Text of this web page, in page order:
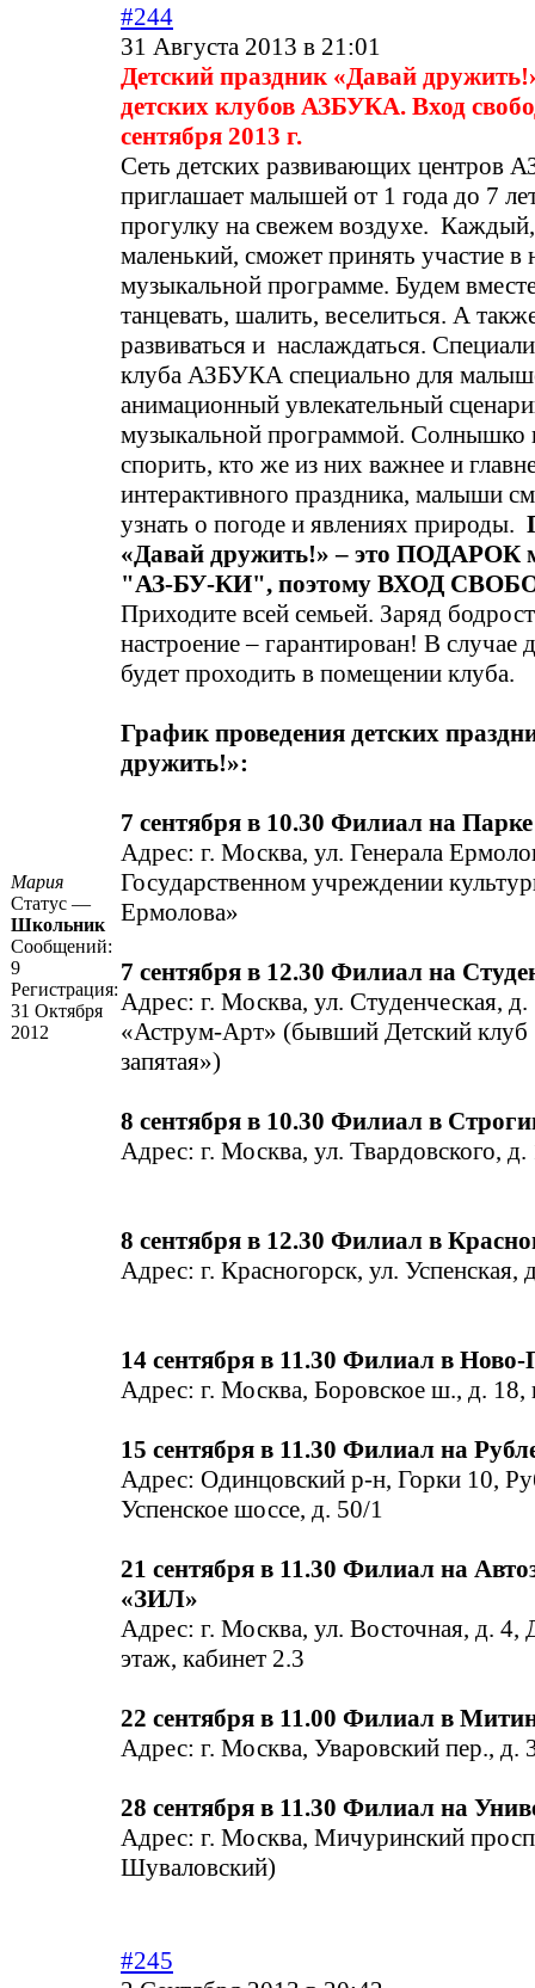
Мария
Статус —
Школьник
Сообщений:
9
Регистрация:
31 Октября
2012
#244
31 Августа 2013 в 21:01
Детский праздник «Давай
детских клубов АЗБУКА. Вход
сентября 2013 г.
Сеть детских развивающих центров
приглашает малышей от 1 года до 7
прогулку на свежем воздухе.
маленький, сможет принять участие в
музыкальной программе. Будем
танцевать, шалить, веселиться. А
развиваться и наслаждаться.
клуба АЗБУКА специально для
анимационный увлекательный
музыкальной программой. Солнышко
спорить, кто же из них важнее и
интерактивного праздника, малыши
узнать о погоде и явлениях природы.
«Давай дружить!» – это ПОДАРОК
"АЗ-БУ-КИ", поэтому ВХОД
Приходите всей семьей. Заряд
настроение – гарантирован! В случае
будет проходить в помещении клуба.
График проведения детских
дружить!»:
7 сентября в 10.30 Филиал на
Адрес: г. Москва, ул. Генерала
Государственном учреждении
Ермолова»
7 сентября в 12.30 Филиал на
Адрес: г. Москва, ул. Студенческая,
«Аструм-Арт» (бывший Детский клуб
запятая»)
8 сентября в 10.30 Филиал в
Адрес: г. Москва, ул. Твардовского, д.
8 сентября в 12.30 Филиал в
Адрес: г. Красногорск, ул. Успенская,
14 сентября в 11.30 Филиал в Ново-
Адрес: г. Москва, Боровское ш., д. 18,
15 сентября в 11.30 Филиал на
Адрес: Одинцовский р-н, Горки 10,
Успенское шоссе, д. 50/1
21 сентября в 11.30 Филиал на
«ЗИЛ»
Адрес: г. Москва, ул. Восточная, д.
этаж, кабинет 2.3
22 сентября в 11.00 Филиал в
Адрес: г. Москва, Уваровский пер., д.
28 сентября в 11.30 Филиал на
Адрес: г. Москва, Мичуринский
Шуваловский)
#245